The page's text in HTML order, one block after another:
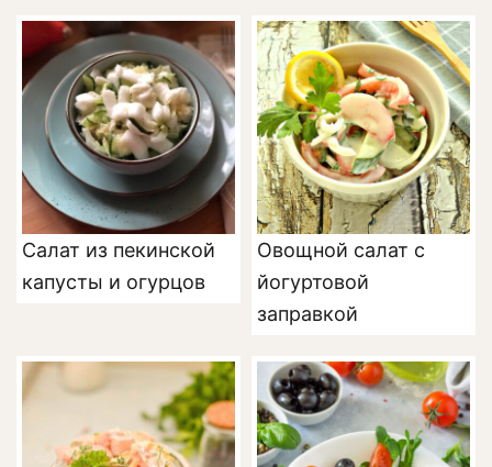
Салат из пекинской
капусты и огурцов
Овощной салат с
йогуртовой
заправкой